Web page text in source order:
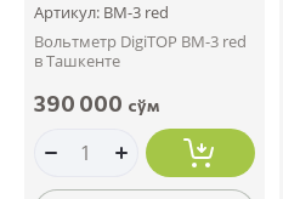
Артикул: ВМ-3 red
Вольтметр DigiTOP ВМ-3 red
в Ташкенте
390 000 сўм